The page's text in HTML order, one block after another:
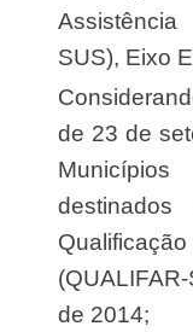
SUS), Eixo
Considerando a Portaria nº 2.107/GM/MS,
de 23 de
de 2014;